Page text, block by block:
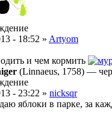
- 18:52 » Artyom
и чем кормить
(Linnaeus, 1758) —
- 23:22 » nicksqr
яблоки в парке, за